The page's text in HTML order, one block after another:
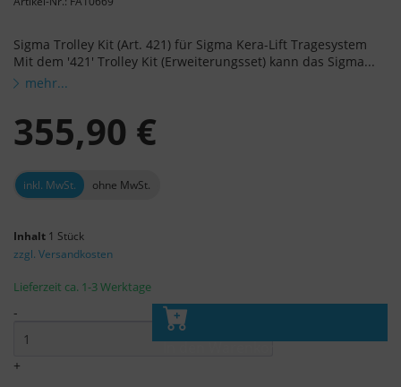
Sigma Trolley Kit (Art. 421) für Sigma Kera-Lift Tragesystem
Mit dem '421' Trolley Kit (Erweiterungsset) kann das Sigma...
mehr...
355,90 €
inkl. MwSt. ohne MwSt.
Inhalt 1 Stück
zzgl. Versandkosten
Lieferzeit ca. 1-3 Werktage
-
+
In den Warenkorb